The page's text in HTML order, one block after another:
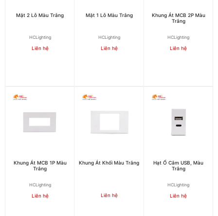
Mặt 2 Lỗ Màu Trắng
HCLighting
Liên hệ
Mặt 1 Lỗ Màu Trắng
HCLighting
Liên hệ
Khung Át MCB 2P Màu
Trắng
HCLighting
Liên hệ
Khung Át MCB 1P Màu
Trắng
HCLighting
Liên hệ
Khung Át Khối Màu Trắng
Liên hệ
Hạt Ổ Cắm USB, Màu
Trắng
HCLighting
Liên hệ